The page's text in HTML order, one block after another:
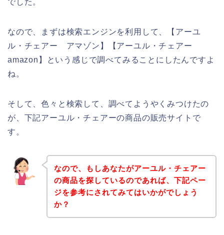
でした。
なので、まずは検索エンジンを利用して、【アーユ
ル・チェアー アマゾン】【アーユル・チェアー
amazon】という感じで調べてみることにしたんですよ
ね。
そして、色々と検索して、調べてようやくみつけたの
が、下記アーユル・チェアーの商品の販売サイトで
す。
なので、もしあなたがアーユル・チェアー
の商品を探しているのであれば、下記ペー
ジを参考にされてみてはいかがでしょう
か？